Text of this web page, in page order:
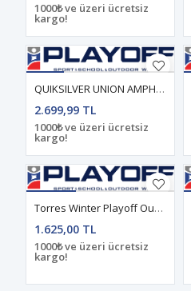
1000₺ ve üzeri ücretsiz
kargo!
QUIKSILVER UNION AMPHIBIAN GRAPE LEAF ERKEK ŞORT
2.699,99 TL
1000₺ ve üzeri ücretsiz
kargo!
Torres Winter Playoff Outdoor Kışlık Pantolon Haki
1.625,00 TL
1000₺ ve üzeri ücretsiz
kargo!